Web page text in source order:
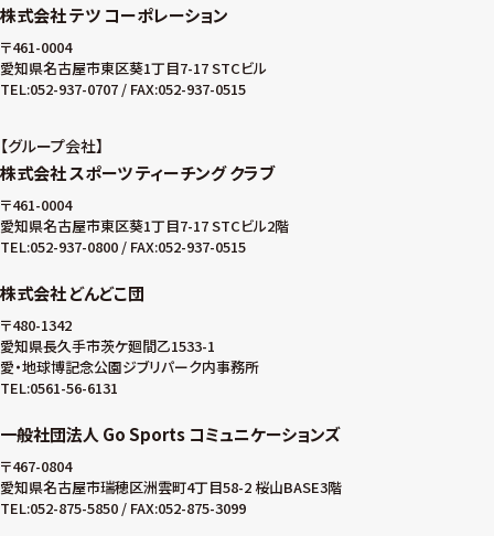
株式会社 テツ コーポレーション
〒461-0004
愛知県名古屋市東区葵1丁目7-17 STCビル
TEL:052-937-0707 / FAX:052-937-0515
グループ会社
株式会社 スポーツ ティーチング クラブ
〒461-0004
愛知県名古屋市東区葵1丁目7-17 STCビル2階
TEL:052-937-0800 / FAX:052-937-0515
株式会社 どんどこ団
〒480-1342
愛知県長久手市茨ケ廻間乙1533-1
愛・地球博記念公園ジブリパーク内事務所
TEL:0561-56-6131
一般社団法人 Go Sports コミュニケーションズ
〒467-0804
愛知県名古屋市瑞穂区洲雲町4丁目58-2 桜山BASE3階
TEL:052-875-5850 / FAX:052-875-3099